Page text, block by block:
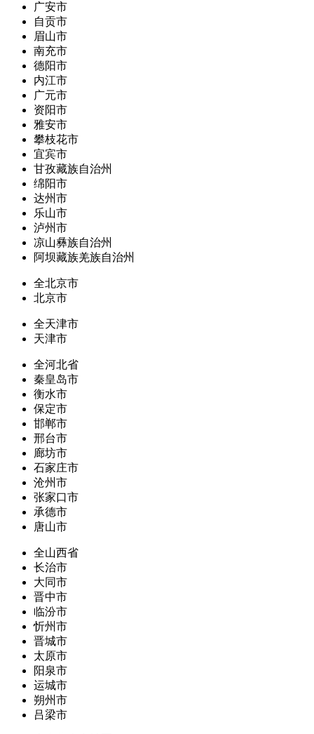
广安市
自贡市
眉山市
南充市
德阳市
内江市
广元市
资阳市
雅安市
攀枝花市
宜宾市
甘孜藏族自治州
绵阳市
达州市
乐山市
泸州市
凉山彝族自治州
阿坝藏族羌族自治州
全北京市
北京市
全天津市
天津市
全河北省
秦皇岛市
衡水市
保定市
邯郸市
邢台市
廊坊市
石家庄市
沧州市
张家口市
承德市
唐山市
全山西省
长治市
大同市
晋中市
临汾市
忻州市
晋城市
太原市
阳泉市
运城市
朔州市
吕梁市